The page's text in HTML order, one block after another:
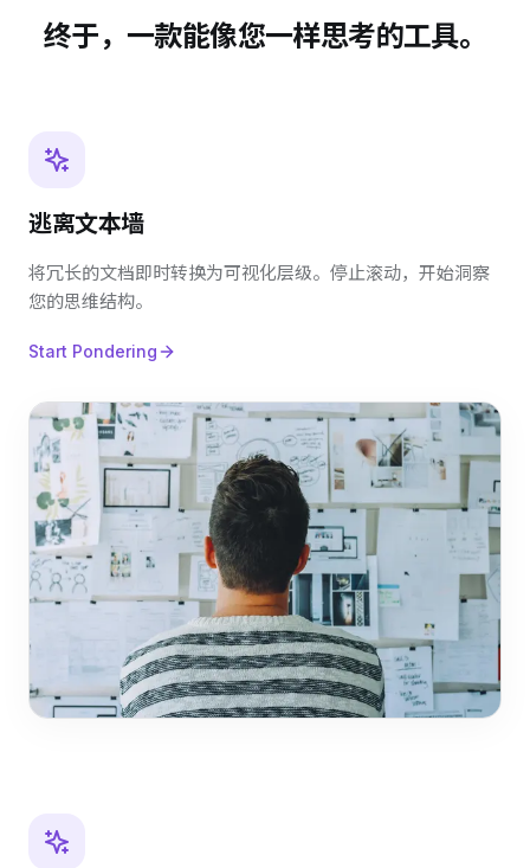
终于，一款能像您一样思考的工具。
逃离文本墙
将冗长的文档即时转换为可视化层级。停止滚动，开始洞察
您的思维结构。
Start Pondering